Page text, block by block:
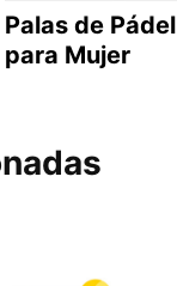
Palas de Pádel
para Mujer